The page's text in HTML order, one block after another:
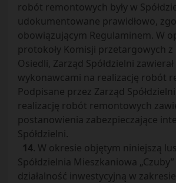
robót remontowych były w
udokumentowane prawidłowo,
obowiązującym Regulaminem. W
protokoły Komisji przetargowych z
Osiedli, Zarząd Spółdzielni
wykonawcami na realizację robót
Podpisane przez Zarząd
realizację robót remontowych
postanowienia zabezpieczające
Spółdzielni.
14. W okresie objętym niniejszą
Spółdzielnia Mieszkaniowa
działalność inwestycyjną w